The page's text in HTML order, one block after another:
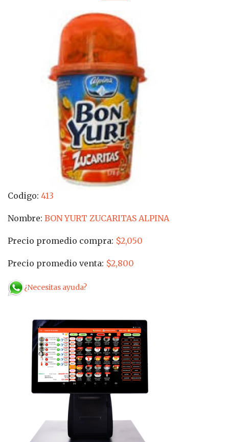
Codigo: 413
Nombre: BON YURT ZUCARITAS ALPINA
Precio promedio compra: $2,050
Precio promedio venta: $2,800
¿Necesitas ayuda?